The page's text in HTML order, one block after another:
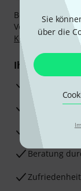
Sie
über die
Bezahlen Sie
Vorkasse,
Klarna
Ihre Vorteile
3 Jahre
30 Tage
Beratung